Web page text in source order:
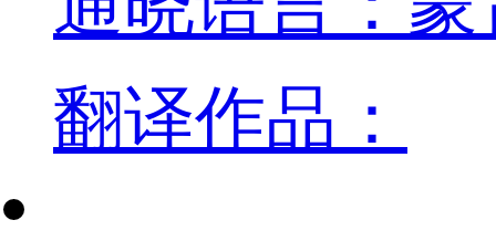
翻译作品：